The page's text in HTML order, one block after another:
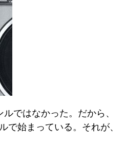
ではなかった。だから、
始まっている。それが、